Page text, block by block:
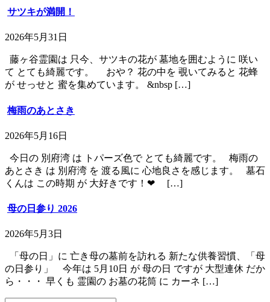
サツキが満開！
2026年5月31日
藤ヶ谷霊園は 只今、サツキの花が 墓地を囲むように 咲い
て とても綺麗です。 おや？ 花の中を 覗いてみると 花蜂
が せっせと 蜜を集めています。 &nbsp […]
梅雨のあとさき
2026年5月16日
今日の 別府湾 は トパーズ色で とても綺麗です。 梅雨の
あとさき は 別府湾 を 渡る風に 心地良さを感じます。 墓石
くんは この時期 が 大好きです！❤ […]
母の日参り 2026
2026年5月3日
「母の日」に 亡き母の墓前を訪れる 新たな供養習慣、「母
の日参り」 今年は 5月10日 が 母の日 ですが 大型連休 だか
ら・・・ 早くも 霊園の お墓の花筒 に カーネ […]